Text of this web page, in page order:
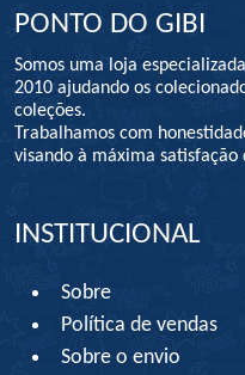
PONTO DO GIBI
Somos uma loja
2010 ajudando os
coleções.
Trabalhamos com
visando à máxima satisfação
INSTITUCIONAL
Sobre
Política de vendas
Sobre o envio